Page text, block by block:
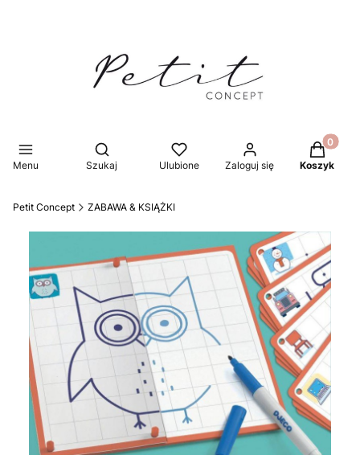
Menu
Otwórz wyszukiwarkę
Szukaj Ulubione Zaloguj się Koszyk
Petit Concept ZABAWA & KSIĄŻKI